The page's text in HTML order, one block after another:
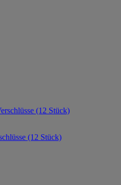
(12 Stück)